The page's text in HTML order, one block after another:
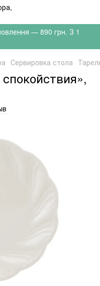
— 890 грн. З 1
Сервировка стола